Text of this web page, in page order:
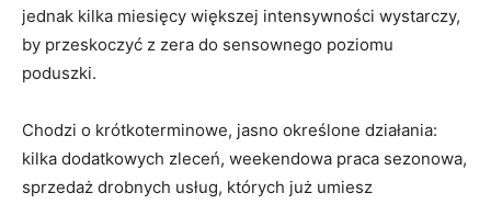
jednak kilka miesięcy większej intensywności wystarczy,
by przeskoczyć z zera do sensownego poziomu
poduszki.
Chodzi o krótkoterminowe, jasno określone działania:
kilka dodatkowych zleceń, weekendowa praca sezonowa,
sprzedaż drobnych usług, których już umiesz